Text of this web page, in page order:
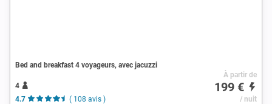
Bed and breakfast 4 voyageurs, avec jacuzzi
4
4.7
( 108 avis )
À partir de
199 €
/ nuit